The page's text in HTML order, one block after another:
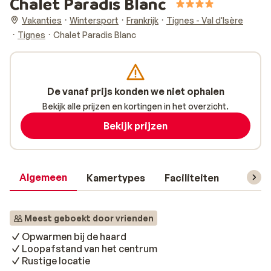
Vakanties Wintersport Frankrijk
Tignes - Val d'Isère
Tignes
Chalet Paradis Blanc
Algemeen Kamertypes Faciliteiten
Meest geboekt door vrienden
Opwarmen bij de haard
Loopafstand van het centrum
Rustige locatie
De vanaf prijs konden we niet ophalen
Bekijk alle prijzen en kortingen in het overzicht.
Bekijk prijzen